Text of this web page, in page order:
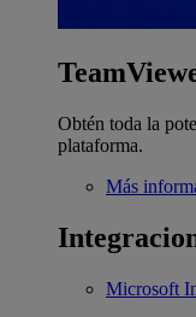
Obtén toda la
plataforma.
Más
Microsoft